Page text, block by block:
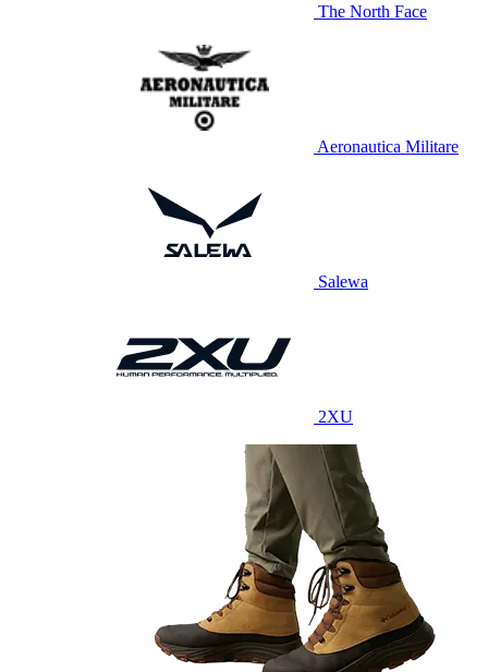
The North Face
Aeronautica Militare
Salewa
2XU